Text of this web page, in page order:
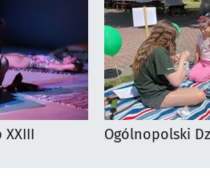
Ogólnopolski